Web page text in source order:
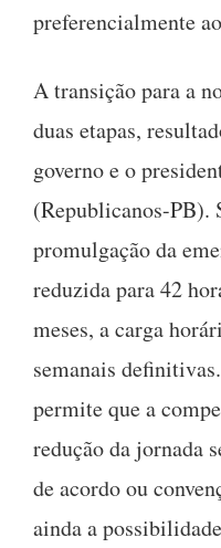
preferencialmente
A transição para a
duas etapas,
governo e o
(Republicanos-PB).
promulgação da
reduzida para 42
meses, a carga
semanais
permite que a
redução da jornada
de acordo ou
ainda a